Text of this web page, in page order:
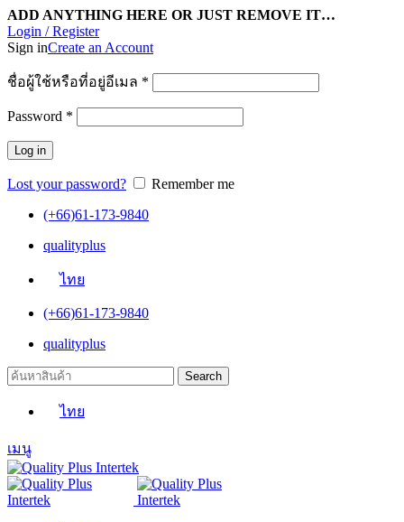
ADD ANYTHING HERE OR JUST REMOVE IT…
Login / Register
Sign inCreate an Account
ชื่อผู้ใช้หรือที่อยู่อีเมล *
Password *
Log in
Lost your password?
Remember me
(+66)61-173-9840
qualityplus
ไทย
(+66)61-173-9840
qualityplus
Search
ไทย
เมนู